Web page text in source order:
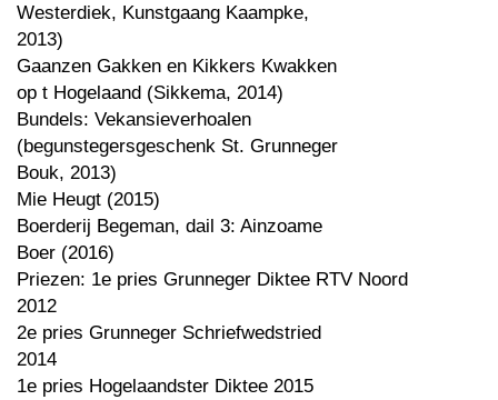
Westerdiek, Kunstgaang Kaampke,
2013)
Gaanzen Gakken en Kikkers Kwakken
op t Hogelaand (Sikkema, 2014)
Bundels: Vekansieverhoalen
(begunstegersgeschenk St. Grunneger
Bouk, 2013)
Mie Heugt (2015)
Boerderij Begeman, dail 3: Ainzoame
Boer (2016)
Priezen: 1e pries Grunneger Diktee RTV Noord
2012
2e pries Grunneger Schriefwedstried
2014
1e pries Hogelaandster Diktee 2015